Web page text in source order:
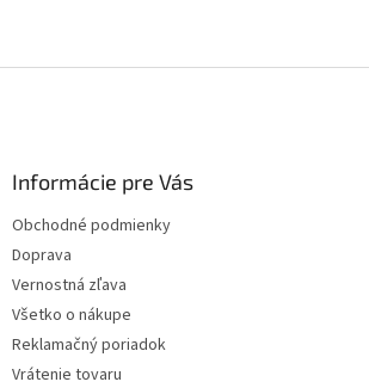
Informácie pre Vás
Obchodné podmienky
Doprava
Vernostná zľava
Všetko o nákupe
Reklamačný poriadok
Vrátenie tovaru